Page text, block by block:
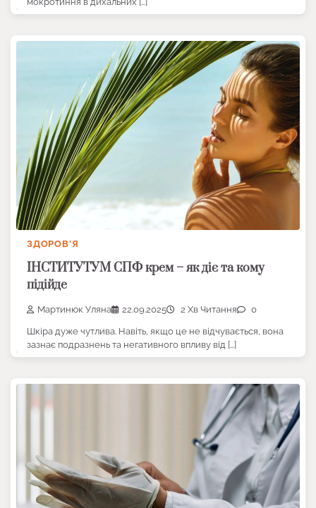
ЗДОРОВ’Я
ІНСТИТУТУМ СПФ крем – як діє та кому
підійде
Мартинюк Уляна 22.09.2025 2 Хв Читання 0
Шкіра дуже чутлива. Навіть, якщо це не відчувається, вона
зазнає подразнень та негативного впливу від […]